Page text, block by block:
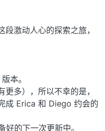
激动人心的探索之旅，
本。
多），所以不幸的是，
成 Erica 和 Diego 约会的
的下一次更新中。